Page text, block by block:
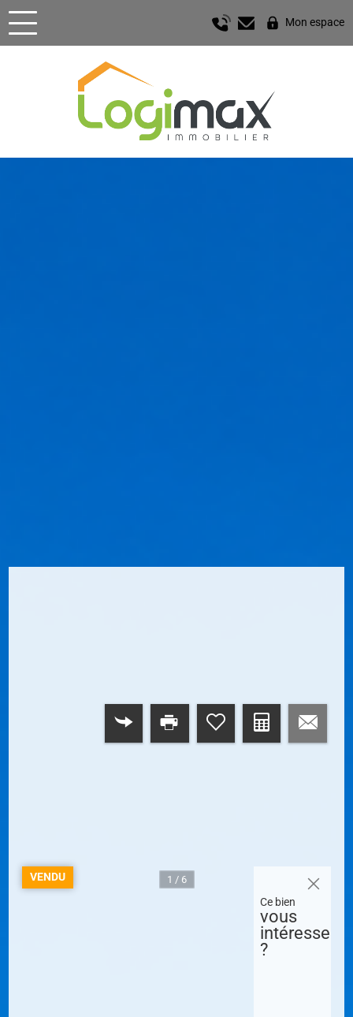
Mon espace
Ce bien
vous
intéresse
?
1 / 6
VENDU